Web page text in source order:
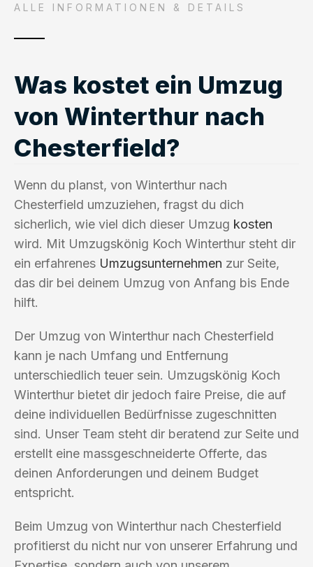
ALLE INFORMATIONEN & DETAILS
Was kostet ein Umzug
von Winterthur nach
Chesterfield?
Wenn du planst, von Winterthur nach
Chesterfield umzuziehen, fragst du dich
sicherlich, wie viel dich dieser Umzug kosten
wird. Mit Umzugskönig Koch Winterthur steht dir
ein erfahrenes Umzugsunternehmen zur Seite,
das dir bei deinem Umzug von Anfang bis Ende
hilft.
Der Umzug von Winterthur nach Chesterfield
kann je nach Umfang und Entfernung
unterschiedlich teuer sein. Umzugskönig Koch
Winterthur bietet dir jedoch faire Preise, die auf
deine individuellen Bedürfnisse zugeschnitten
sind. Unser Team steht dir beratend zur Seite und
erstellt eine massgeschneiderte Offerte, das
deinen Anforderungen und deinem Budget
entspricht.
Beim Umzug von Winterthur nach Chesterfield
profitierst du nicht nur von unserer Erfahrung und